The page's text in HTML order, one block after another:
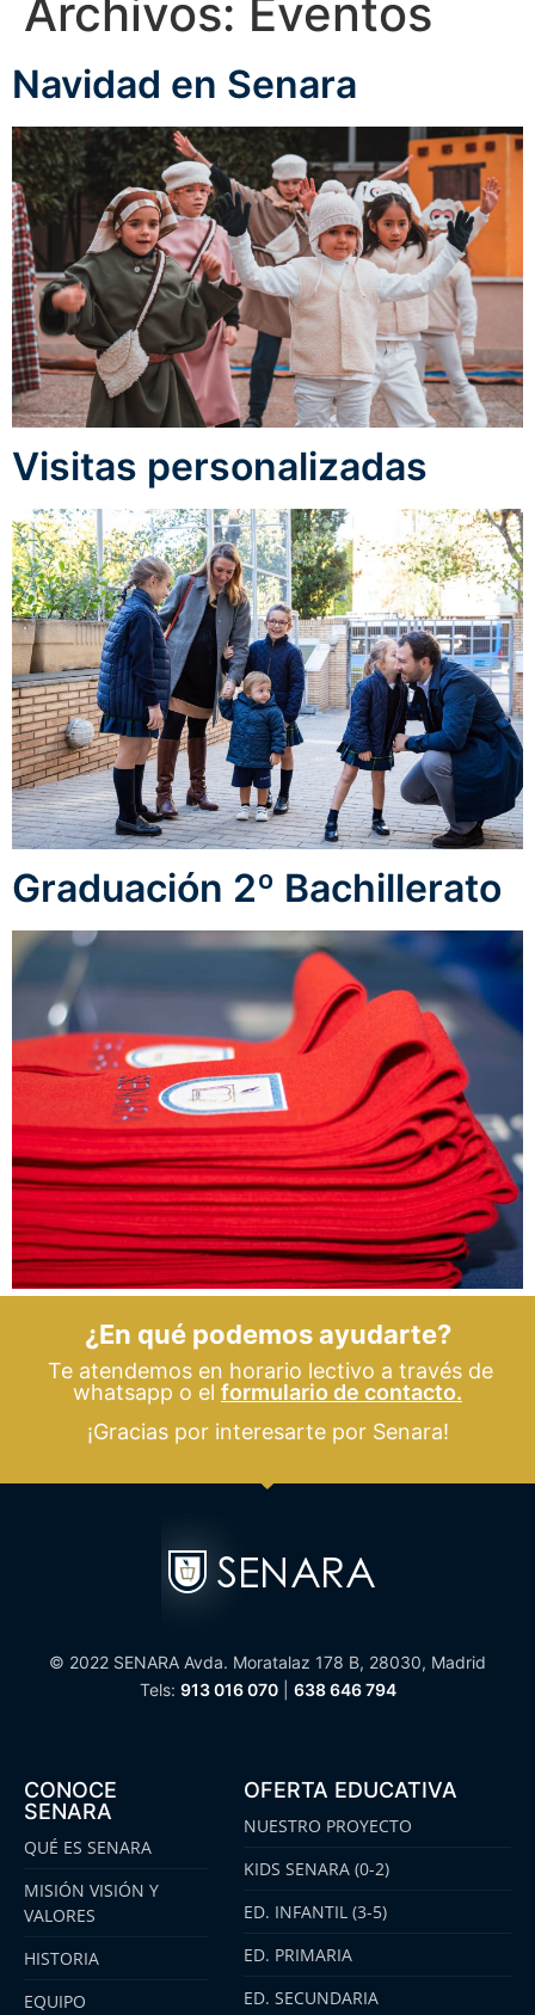
Archivos: Eventos
Navidad en Senara
Visitas personalizadas
Graduación 2º Bachillerato
¿En qué podemos ayudarte?
Te atendemos en horario lectivo a través de
whatsapp o el formulario de contacto.
¡Gracias por interesarte por Senara!
© 2022 SENARA Avda. Moratalaz 178 B, 28030, Madrid
Tels: 913 016 070| 638 646 794
CONOCE
SENARA
QUÉ ES SENARA
MISIÓN VISIÓN Y
VALORES
HISTORIA
EQUIPO
OFERTA EDUCATIVA
NUESTRO PROYECTO
KIDS SENARA (0-2)
ED. INFANTIL (3-5)
ED. PRIMARIA
ED. SECUNDARIA